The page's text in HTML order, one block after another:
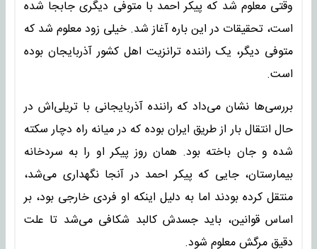
وقتی معلوم شد که پیکر احمد با متوفی دیگری جابجا شده
است، تحقیقات در این باره آغاز شد. خیلی زود معلوم شد که
متوفی دیگر، یک راننده ترانزیت اهل کشور آذربایجان بوده
است.
بررسی‌ها نشان می‌داد که راننده آذربایجانی با تریلی‌اش در
حال انتقال بار از طریق ایران بوده که در میانه راه دچار سکته
شده و جان باخته بود. همان روز پیکر او را به سردخانه
بیمارستان، جایی که پیکر احمد در آنجا نگهداری می‌شد،
منتقل کرده بودند اما به دلیل اینکه او فردی خارجی بود، بر
اساس قوانین، باید جسدش کالبد شکافی می‌شد تا علت
دقیق مرگش معلوم شود.